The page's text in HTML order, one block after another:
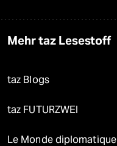
Mehr taz Lesestoff
taz Blogs
taz FUTURZWEI
Le Monde diplomatique